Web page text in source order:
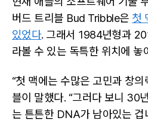
버드 트리블 Bud Tribble은 첫
있었다. 그래서 1984년형과
라볼 수 있는 독특한 위치에 놓
“첫 맥에는 수많은 고민과 창의
블이 말했다. “그러다 보니 30
는 튼튼한 DNA가 남아있는